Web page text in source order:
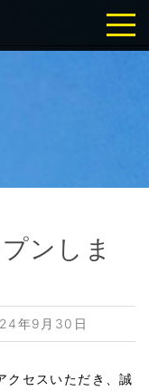
点検・メ
ンしま
年9月30日
クセスいただき、誠